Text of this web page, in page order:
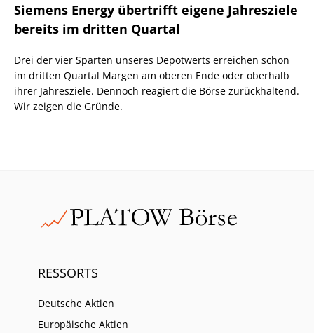
Siemens Energy übertrifft eigene Jahresziele
bereits im dritten Quartal
Drei der vier Sparten unseres Depotwerts erreichen schon
im dritten Quartal Margen am oberen Ende oder oberhalb
ihrer Jahresziele. Dennoch reagiert die Börse zurückhaltend.
Wir zeigen die Gründe.
RESSORTS
Deutsche Aktien
Europäische Aktien